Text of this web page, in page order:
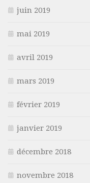
juin 2019
mai 2019
avril 2019
mars 2019
février 2019
janvier 2019
décembre 2018
novembre 2018